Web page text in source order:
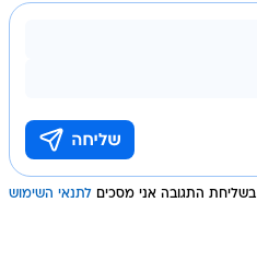
בשליחת התגובה אני מסכים לתנאי השימוש